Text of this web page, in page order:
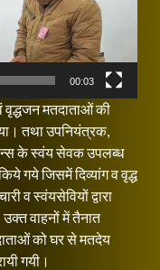
00:03
वृद्धजन मतदाताओं की
तथा उपनियंत्रक,
के स्वंय सेवक उपलब्ध
गये जिसमें दिव्यांग व वृद्ध
व स्वंयसेवियों द्वारा
वाहनों में तैनात
को घर से मतदेय
गयी।